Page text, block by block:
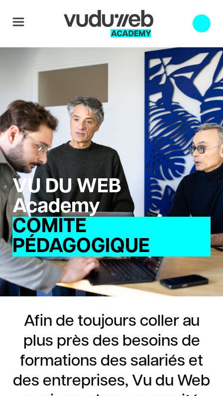
VU DU WEB
Academy
COMITE
PÉDAGOGIQUE
Afin de toujours coller au
plus près des besoins de
formations des salariés et
des entreprises, Vu du Web